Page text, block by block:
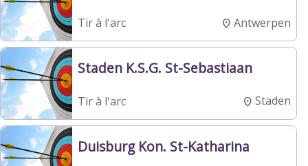
Tir à l'arc Antwerpen
Staden K.S.G. St-Sebastiaan
Tir à l'arc Staden
Duisburg Kon. St-Katharina